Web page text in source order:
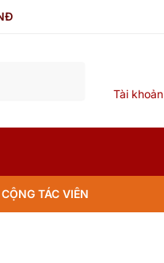
Tài khoản
TÁC VIÊN